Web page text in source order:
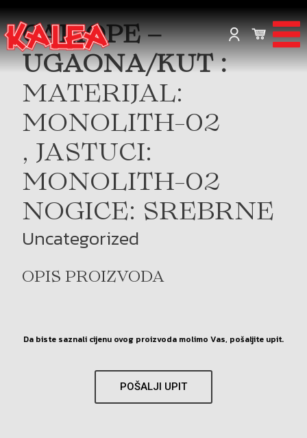
CALIOPE –
UGAONA/KUT :
MATERIJAL:
MONOLITH-02
, JASTUCI:
MONOLITH-02
NOGICE: SREBRNE
Uncategorized
OPIS PROIZVODA
Da biste saznali cijenu ovog proizvoda molimo Vas, pošaljite upit.
POŠALJI UPIT